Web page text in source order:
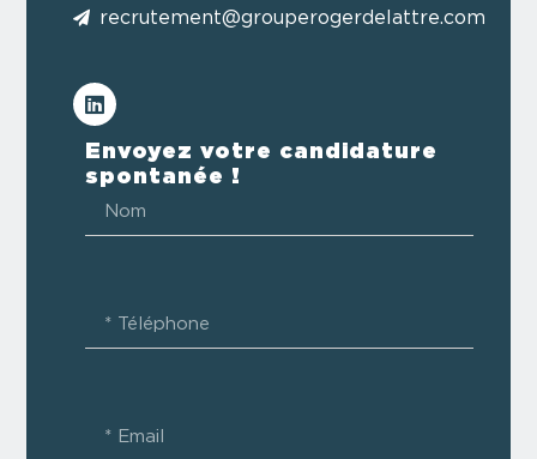
recrutement@grouperogerdelattre.com
Envoyez votre candidature
spontanée !